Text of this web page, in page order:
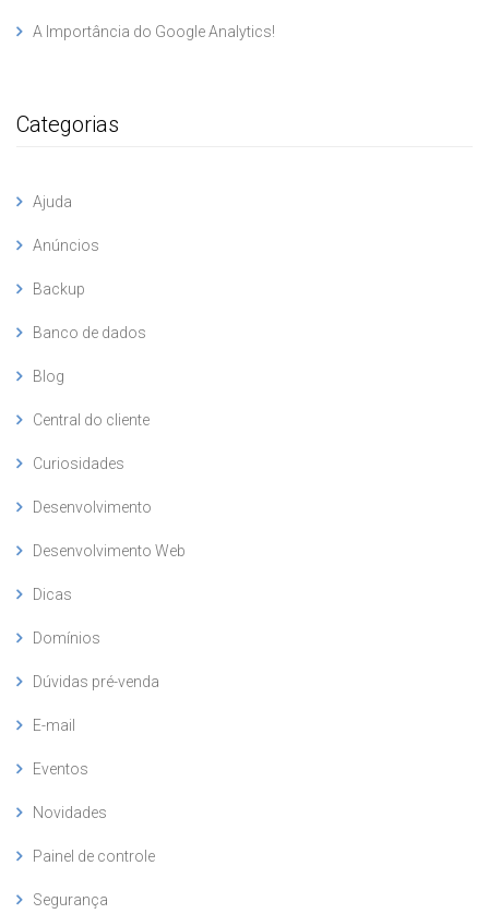
A Importância do Google Analytics!
Categorias
Ajuda
Anúncios
Backup
Banco de dados
Blog
Central do cliente
Curiosidades
Desenvolvimento
Desenvolvimento Web
Dicas
Domínios
Dúvidas pré-venda
E-mail
Eventos
Novidades
Painel de controle
Segurança